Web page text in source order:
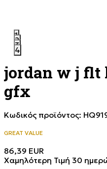
1
2
3
4
jordan w j flt
gfx
Κωδικός προϊόντος:
GREAT VALUE
86,39 EUR
Χαμηλότερη Τιμή 30